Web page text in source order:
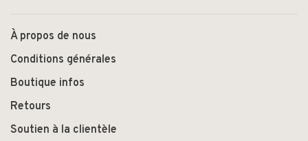
À propos de nous
Conditions générales
Boutique infos
Retours
Soutien à la clientèle